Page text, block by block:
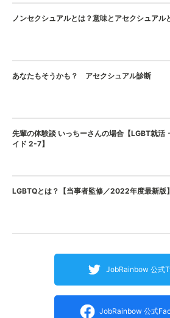
ノンセクシュアルとは？意味とアセクシュアル
あなたもそうかも？ アセクシュアル診断
先輩の体験談 いっちーさんの場合【LGBT就活
イド 2-7】
LGBTQとは？【当事者監修／2022年度最新版】
JobRainbow 公式
JobRainbow 公式